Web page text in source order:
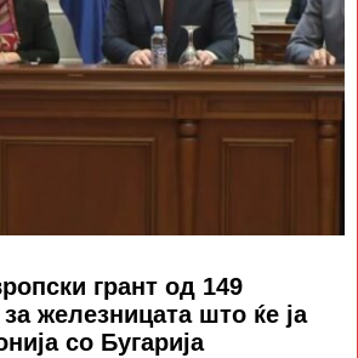
грант од 149
железницата што ќе ја
со Бугарија